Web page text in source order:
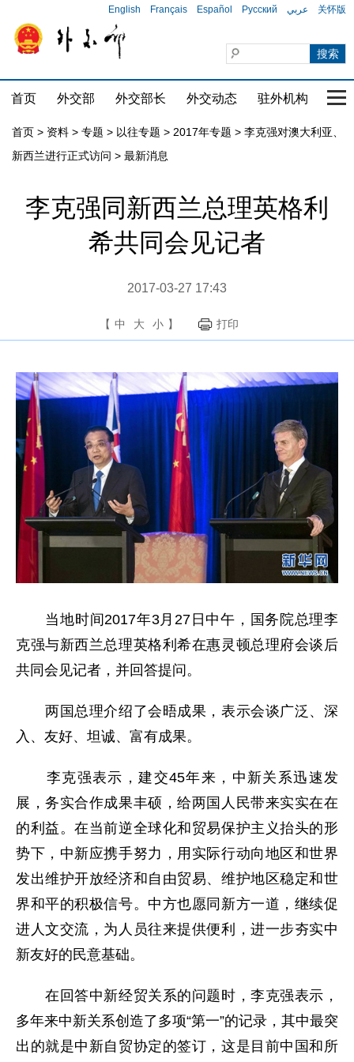
English Français Español Русский عربي 关怀版
首页 外交部 外交部长 外交动态 驻外机构 国
首页 > 资料 > 专题 > 以往专题 > 2017年专题 > 李克强对澳大利亚、
新西兰进行正式访问 > 最新消息
李克强同新西兰总理英格利
希共同会见记者
2017-03-27 17:43
【 中 大 小 】 打印
当地时间2017年3月27日中午，国务院总理李
克强与新西兰总理英格利希在惠灵顿总理府会谈后
共同会见记者，并回答提问。
两国总理介绍了会晤成果，表示会谈广泛、深
入、友好、坦诚、富有成果。
李克强表示，建交45年来，中新关系迅速发
展，务实合作成果丰硕，给两国人民带来实实在在
的利益。在当前逆全球化和贸易保护主义抬头的形
势下，中新应携手努力，用实际行动向地区和世界
发出维护开放经济和自由贸易、维护地区稳定和世
界和平的积极信号。中方也愿同新方一道，继续促
进人文交流，为人员往来提供便利，进一步夯实中
新友好的民意基础。
在回答中新经贸关系的问题时，李克强表示，
多年来中新关系创造了多项“第一”的记录，其中最突
出的就是中新自贸协定的签订，这是目前中国和所